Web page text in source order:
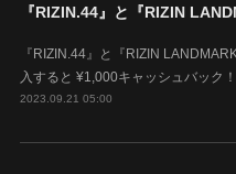
『RIZIN.44』と『RIZIN
入すると ¥1,000キャッシュバック
2023.09.21 05:00